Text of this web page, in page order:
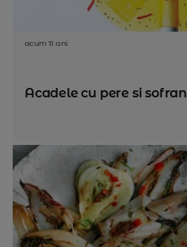
acum 11 ani
Acadele cu pere si sofran